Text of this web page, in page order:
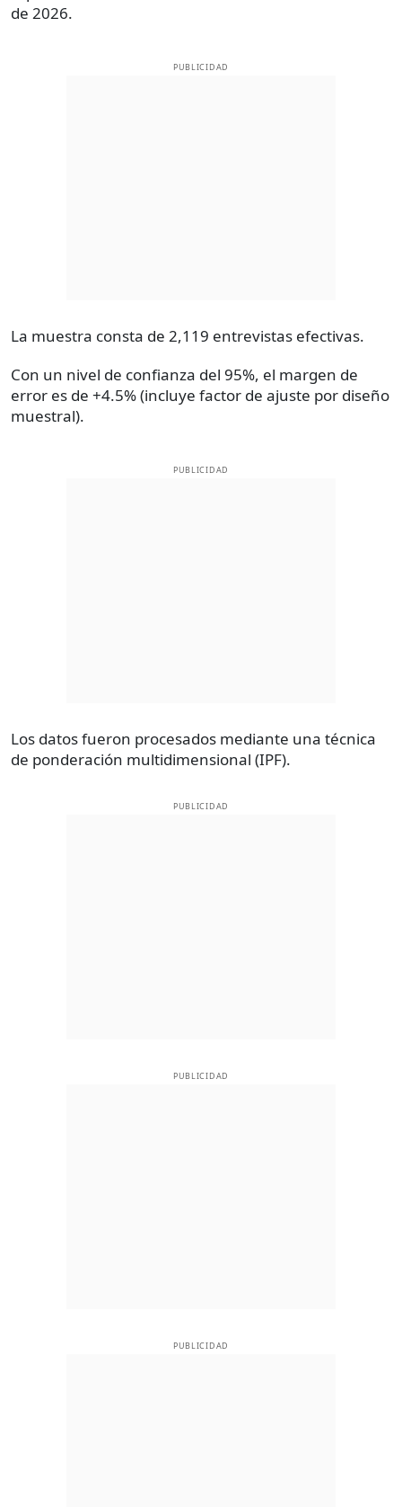
de 2026.
PUBLICIDAD
La muestra consta de 2,119 entrevistas efectivas.
Con un nivel de confianza del 95%, el margen de
error es de +4.5% (incluye factor de ajuste por diseño
muestral).
PUBLICIDAD
Los datos fueron procesados mediante una técnica
de ponderación multidimensional (IPF).
PUBLICIDAD
PUBLICIDAD
PUBLICIDAD